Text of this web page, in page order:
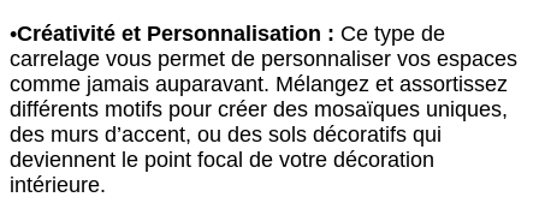
•Créativité et Personnalisation : Ce type de
carrelage vous permet de personnaliser vos espaces
comme jamais auparavant. Mélangez et assortissez
différents motifs pour créer des mosaïques uniques,
des murs d’accent, ou des sols décoratifs qui
deviennent le point focal de votre décoration
intérieure.